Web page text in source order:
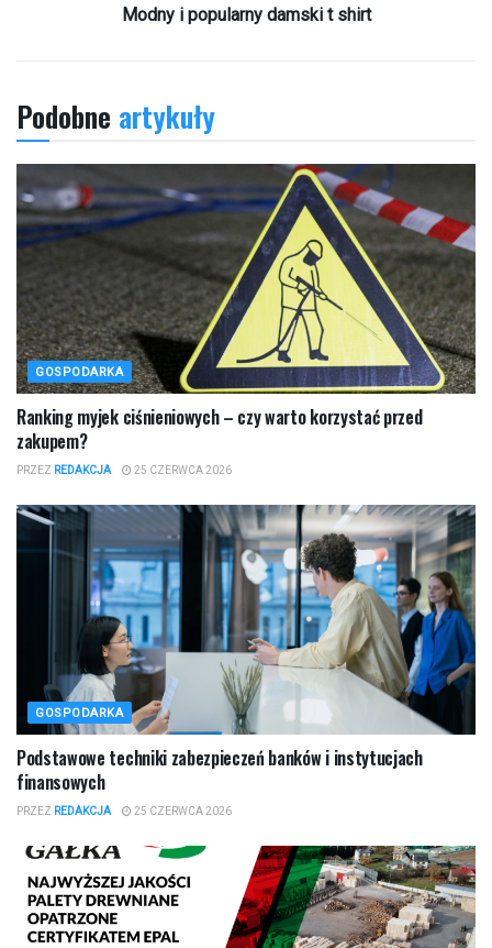
Modny i popularny damski t shirt
Podobne artykuły
GOSPODARKA
Ranking myjek ciśnieniowych – czy warto korzystać przed
zakupem?
PRZEZ REDAKCJA 25 CZERWCA 2026
GOSPODARKA
Podstawowe techniki zabezpieczeń banków i instytucjach
finansowych
PRZEZ REDAKCJA 25 CZERWCA 2026